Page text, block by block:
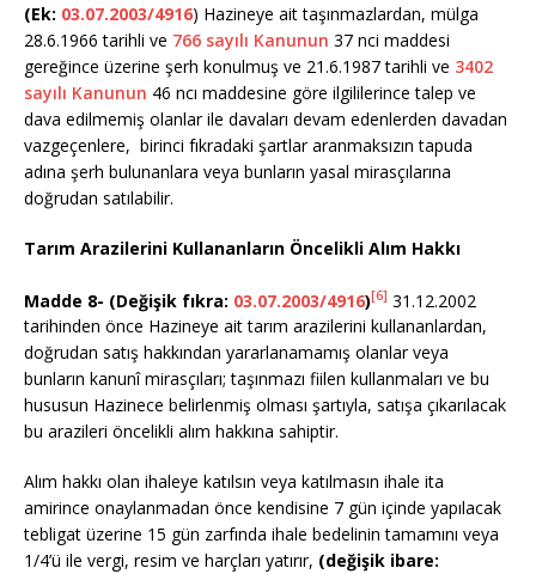
(Ek: 03.07.2003/4916) Hazineye ait taşınmazlardan, mülga
28.6.1966 tarihli ve 766 sayılı Kanunun 37 nci maddesi
gereğince üzerine şerh konulmuş ve 21.6.1987 tarihli ve 3402
sayılı Kanunun 46 ncı maddesine göre ilgililerince talep ve
dava edilmemiş olanlar ile davaları devam edenlerden davadan
vazgeçenlere, birinci fıkradaki şartlar aranmaksızın tapuda
adına şerh bulunanlara veya bunların yasal mirasçılarına
doğrudan satılabilir.
Tarım Arazilerini Kullananların Öncelikli Alım Hakkı
Madde 8- (Değişik fıkra: 03.07.2003/4916)[6] 31.12.2002
tarihinden önce Hazineye ait tarım arazilerini kullananlardan,
doğrudan satış hakkından yararlanamamış olanlar veya
bunların kanunî mirasçıları; taşınmazı fiilen kullanmaları ve bu
hususun Hazinece belirlenmiş olması şartıyla, satışa çıkarılacak
bu arazileri öncelikli alım hakkına sahiptir.
Alım hakkı olan ihaleye katılsın veya katılmasın ihale ita
amirince onaylanmadan önce kendisine 7 gün içinde yapılacak
tebligat üzerine 15 gün zarfında ihale bedelinin tamamını veya
1/4’ü ile vergi, resim ve harçları yatırır, (değişik ibare: